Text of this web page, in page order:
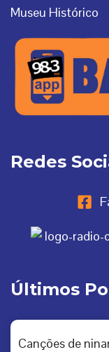
Museu Histórico
Últimos
Canções de
Redes